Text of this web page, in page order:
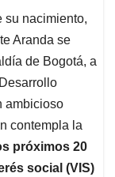
su nacimiento,
Aranda se
de Bogotá, a
ambicioso
contempla la
próximos 20
social (VIS)